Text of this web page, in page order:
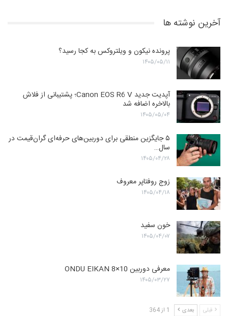
آخرین نوشته ها
پرونده نیکون و ویلتروکس به کجا رسید؟
۱۴۰۵/۰۵/۱۱
آپدیت جدید Canon EOS R6 V؛ پشتیبانی از فلاش
بالاخره اضافه شد
۱۴۰۵/۰۵/۰۴
۵ جایگزین منطقی برای دوربین‌های حرفه‌ای گران‌قیمت در
سال…
۱۴۰۵/۰۴/۲۸
زوج روفتاپر معروف
۱۴۰۵/۰۴/۱۸
خون سفید
۱۴۰۵/۰۴/۰۷
معرفی دوربین ONDU EIKAN 8×10
۱۴۰۵/۰۳/۲۷
قبلی بعدی 1 از 364